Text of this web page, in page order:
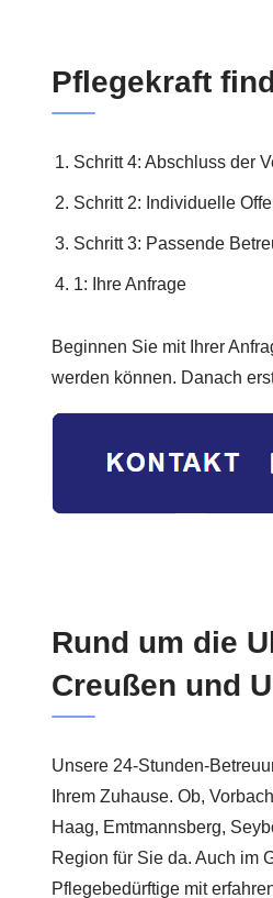
Pflegekraft
Schritt 4: Abschluss der
Schritt 2: Individuelle
Schritt 3: Passende
1: Ihre Anfrage
Beginnen Sie mit Ihrer
werden können. Danach
Rund um die
Creußen und
Unsere 24-Stunden-
Ihrem Zuhause. Ob,
Haag, Emtmannsberg,
Region für Sie da. Auch im
Pflegebedürftige mit